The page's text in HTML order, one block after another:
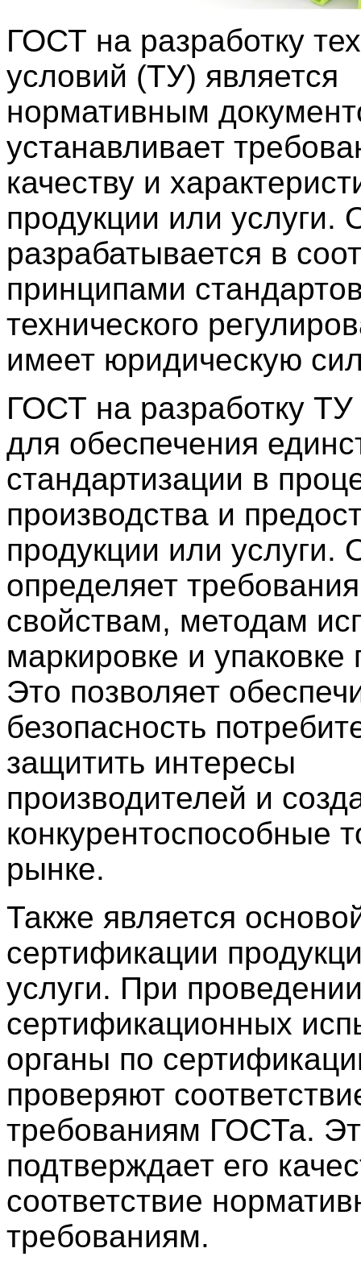
ГОСТ на разработку
условий (ТУ) является
нормативным
устанавливает
качеству и
продукции или услуги.
разрабатывается в
принципами
технического
имеет юридическую
ГОСТ на разработку
для обеспечения
стандартизации в
производства и
продукции или услуги.
определяет
свойствам, методам
маркировке и упаковке
Это позволяет
безопасность
защитить интересы
производителей и
конкурентоспособные
рынке.
Также является
сертификации
услуги. При
сертификационных
органы по
проверяют
требованиям ГОСТа.
подтверждает его
соответствие
требованиям.